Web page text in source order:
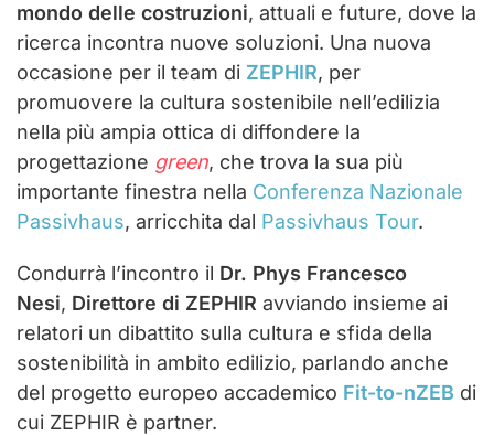
mondo delle costruzioni, attuali e future, dove la
ricerca incontra nuove soluzioni. Una nuova
occasione per il team di ZEPHIR, per
promuovere la cultura sostenibile nell’edilizia
nella più ampia ottica di diffondere la
progettazione green, che trova la sua più
importante finestra nella Conferenza Nazionale
Passivhaus, arricchita dal Passivhaus Tour.
Condurrà l’incontro il Dr. Phys Francesco
Nesi, Direttore di ZEPHIR avviando insieme ai
relatori un dibattito sulla cultura e sfida della
sostenibilità in ambito edilizio, parlando anche
del progetto europeo accademico Fit-to-nZEB di
cui ZEPHIR è partner.